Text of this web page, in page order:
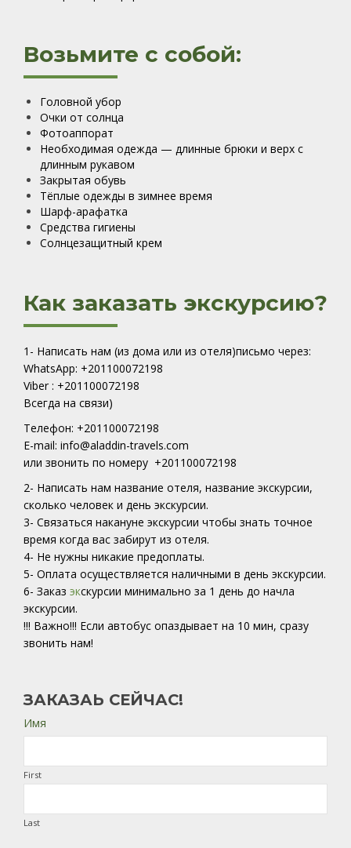
Возьмите с собой:
Головной убор
Очки от солнца
Фотоаппорат
Необходимая одежда — длинные брюки и верх с
длинным рукавом
Закрытая обувь
Тёплые одежды в зимнее время
Шарф-арафатка
Средства гигиены
Солнцезащитный крем
Как заказать экскурсию?
1- Написать нам (из дома или из отеля)письмо через:
WhatsApp: +201100072198
Viber : +201100072198
Всегда на связи)
Телефон: +201100072198
E-mail: info@aladdin-travels.com
или звонить по номеру +201100072198
2- Написать нам название отеля, название экскурсии,
сколько человек и день экскурсии.
3- Связаться накануне экскурсии чтобы знать точное
время когда вас забирут из отеля.
4- Не нужны никакие предоплаты.
5- Оплата осуществляется наличными в день экскурсии.
6- Заказ экскурсии минимально за 1 день до начла
экскурсии.
!!! Важно!!! Если автобус опаздывает на 10 мин, сразу
звонить нам!
ЗАКАЗАЬ СЕЙЧАС!
Имя
First
Last